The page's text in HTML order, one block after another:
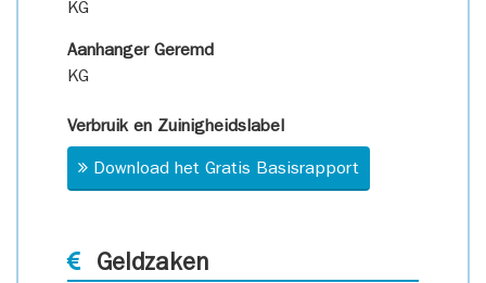
KG
Aanhanger Geremd
KG
Verbruik en Zuinigheidslabel
Download het Gratis Basisrapport
Geldzaken